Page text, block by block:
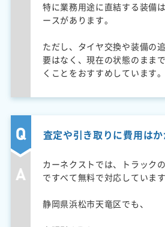
特に業務用途に直結する装備
ースがあります。
ただし、タイヤ交換や装備の
要はなく、現在の状態のまま
くことをおすすめしています。
査定や引き取りに費用はか
カーネクストでは、トラック
ですべて無料で対応しています
静岡県浜松市天竜区でも、